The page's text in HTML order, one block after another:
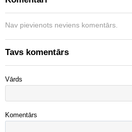
Nav pievienots neviens komentārs.
Tavs komentārs
Vārds
Komentārs